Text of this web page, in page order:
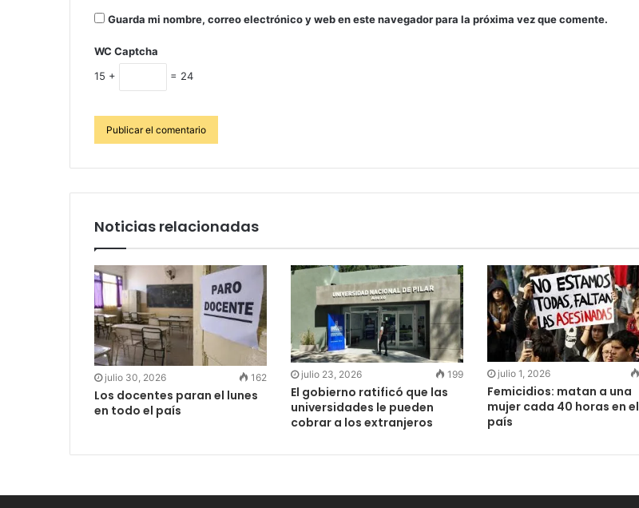
Guarda mi nombre, correo electrónico y web en este navegador para la próxima vez que comente.
WC Captcha
15 +
= 24
Noticias relacionadas
julio 30, 2026 162
Los docentes paran el lunes
en todo el país
julio 23, 2026 199
El gobierno ratificó que las
universidades le pueden
cobrar a los extranjeros
julio 1, 2026
Femicidios: matan a una
mujer cada 40 horas en el
país